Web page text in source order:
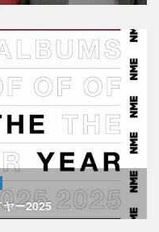
ー2025